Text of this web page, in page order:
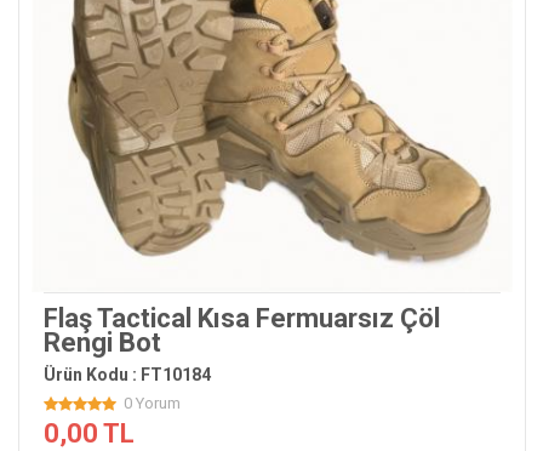
Flaş Tactical Kısa Fermuarsız Çöl
Rengi Bot
Ürün Kodu : FT10184
0 Yorum
0,00 TL